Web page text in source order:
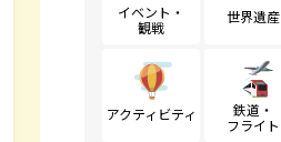
イベント・
観戦
世界遺産
アクティビティ
鉄道・
フライト